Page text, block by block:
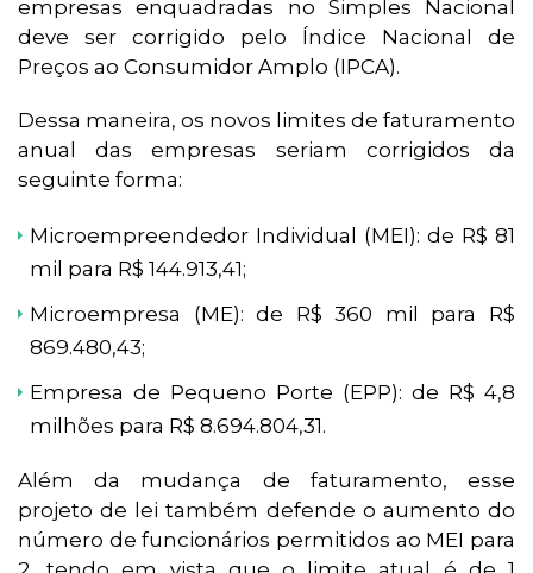
empresas enquadradas no Simples Nacional
deve ser corrigido pelo Índice Nacional de
Preços ao Consumidor Amplo (IPCA).
Dessa maneira, os novos limites de faturamento
anual das empresas seriam corrigidos da
seguinte forma:
Microempreendedor Individual (MEI): de R$ 81
mil para R$ 144.913,41;
Microempresa (ME): de R$ 360 mil para R$
869.480,43;
Empresa de Pequeno Porte (EPP): de R$ 4,8
milhões para R$ 8.694.804,31.
Além da mudança de faturamento, esse
projeto de lei também defende o aumento do
número de funcionários permitidos ao MEI para